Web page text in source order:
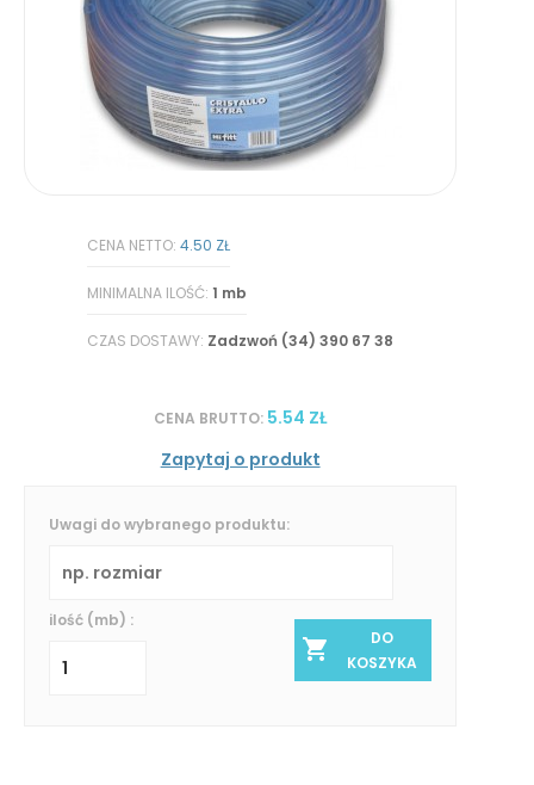
CENA NETTO:4.50 ZŁ
MINIMALNA ILOŚĆ:1 mb
CZAS DOSTAWY: Zadzwoń (34) 390 67 38
CENA BRUTTO: 5.54 ZŁ
Zapytaj o produkt
Uwagi do wybranego produktu:
ilość (mb) :
DO
KOSZYKA